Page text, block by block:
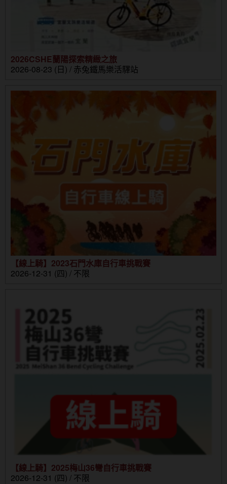
2026CSHE蘭陽探索精緻之旅
2026-08-23 (日) / 赤兔鐵馬樂活驛站
【線上騎】2023石門水庫自行車挑戰賽
2026-12-31 (四) / 不限
【線上騎】2025梅山36彎自行車挑戰賽
2026-12-31 (四) / 不限